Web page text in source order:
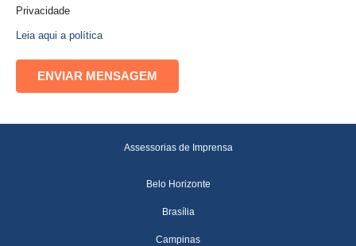
Privacidade
Leia aqui a política
Assessorias de Imprensa
Belo Horizonte
Brasília
Campinas